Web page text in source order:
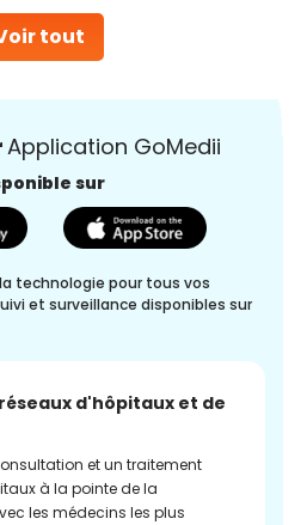
tout
Application GoMedii
sur
technologie pour tous vos
et surveillance disponibles sur
d'hôpitaux et de
et un traitement
à la pointe de la
les médecins les plus